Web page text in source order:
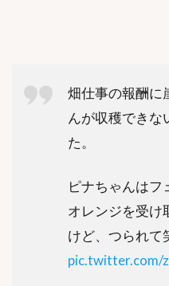
畑仕事の報酬に
んが収穫できな
た。
ピナちゃんはフ
オレンジを受け
けど、つられて
pic.twitter.com/